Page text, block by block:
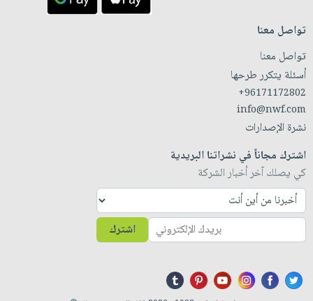
تواصل معنا
تواصل معنا
أسئلة يتكرر طرحها
+96171172802
info@nwf.com
نشرة الإصدارات
اشترك مجاناً في نشراتنا البريدية
كي يصلك آخر أخبار الشركة
اشترك